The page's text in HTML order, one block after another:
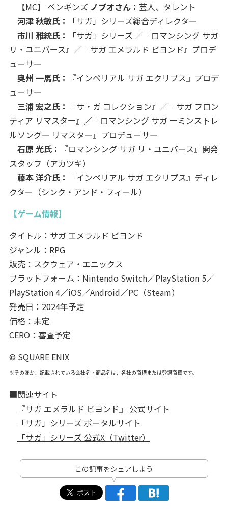
【MC】 ペンギンズ ノブオさん： 芸人、タレント
河津 秋敏氏：
「サガ」シリーズ総合ディレクター
市川 雅統氏：
「サガ」シリーズ ／『ロマンシング サガ
リ・ユニバース』／『サガ エメラルド ビヨンド』プロデ
ューサー
奥州 一馬氏：
『インペリアル サガ エクリプス』プロデ
ューサー
三浦 宏之氏：
『サ・ガ コレクション』／『サガ フロン
ティア リマスター』／『ロマンシング サガ ーミンストレ
ルソングー リマスター』プロデューサー
石原 光氏：
『ロマンシング サガ リ・ユニバース』開発
スタッフ（アカツキ）
藤本 洋介氏：
『インペリアル サガ エクリプス』ディレ
クター（シンク・アンド・フィール）
【ゲーム情報】
タイトル：サガ エメラルド ビヨンド
ジャンル：RPG
販売：スクウェア・エニックス
プラットフォーム：Nintendo Switch／PlayStation 5／
PlayStation 4／iOS／Android／PC（Steam）
発売日：2024年予定
価格：未定
CERO：審査予定
© SQUARE ENIX
※そのほか、記載されている会社名・商品名は、各社の商標または登録商標です。
■関連サイト
『サガ エメラルド ビヨンド』 公式サイト
「サガ」シリーズ ポータルサイト
「サガ」シリーズ 公式X（Twitter）
この記事をシェアしよう